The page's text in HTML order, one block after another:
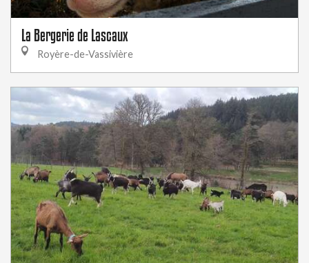
La Bergerie de Lascaux
Royère-de-Vassivière